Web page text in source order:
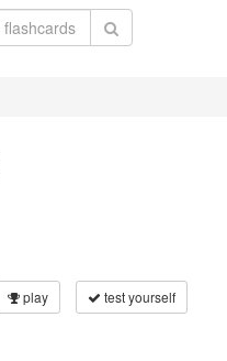
play test yourself